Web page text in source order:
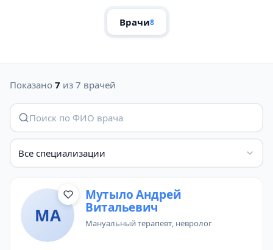
Врачи8
Показано 7 из 7 врачей
Все специализации
МА
Мутыло Андрей
Витальевич
мануальный терапевт, невролог